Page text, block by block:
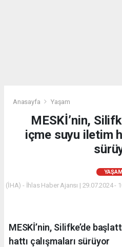
Anasayfa Yaşam
MESKİ’nin,
içme suyu iletim
YAŞAM
(İHA) - İhlas Haber Ajansı | 29.07.2024 -
MESKİ’nin, Silifke’de
hattı çalışmaları sürüyor